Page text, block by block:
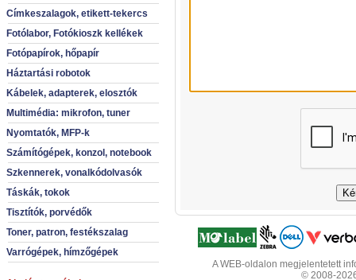
Címkeszalagok, etikett-tekercs
Fotólabor, Fotókioszk kellékek
Fotópapírok, hőpapír
Háztartási robotok
Kábelek, adapterek, elosztók
Multimédia: mikrofon, tuner
Nyomtatók, MFP-k
Számítógépek, konzol, notebook
Szkennerek, vonalkódolvasók
Táskák, tokok
Tisztítók, porvédők
Toner, patron, festékszalag
Varrógépek, hímzőgépek
A WEB-oldalon megjelentetett
© 2008-